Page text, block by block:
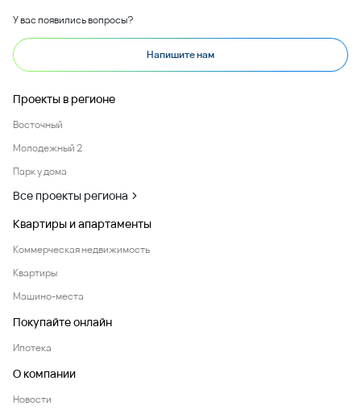
У вас появились вопросы?
Напишите нам
Проекты в регионе
Восточный
Молодежный 2
Парк у дома
Все проекты региона
Квартиры и апартаменты
Коммерческая недвижимость
Квартиры
Машино-места
Покупайте онлайн
Ипотека
О компании
Новости